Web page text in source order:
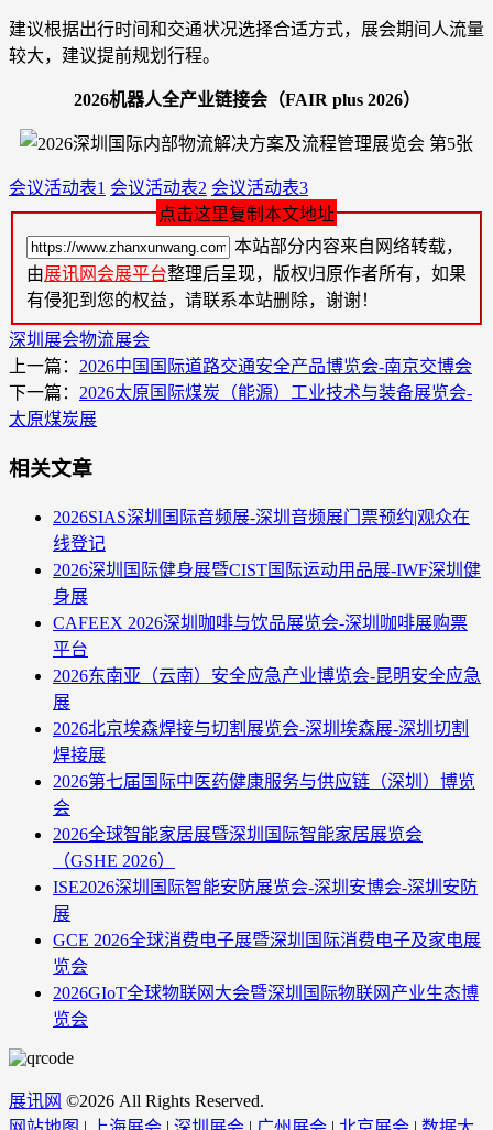
建议根据出行时间和交通状况选择合适方式，展会期间人流量
较大，建议提前规划行程。
2026机器人全产业链接会（FAIR plus 2026）
会议活动表1 会议活动表2 会议活动表3
点击这里复制本文地址
本站部分内容来自网络转载，
由展讯网会展平台整理后呈现，版权归原作者所有，如果
有侵犯到您的权益，请联系本站删除，谢谢！
深圳展会物流展会
上一篇： ​2026中国国际道路交通安全产品博览会-南京交博会
下一篇： 2026太原国际煤炭（能源）工业技术与装备展览会-
太原煤炭展
相关文章
2026SIAS深圳国际音频展-深圳音频展门票预约|观众在
线登记
2026深圳国际健身展暨CIST国际运动用品展-IWF深圳健
身展
CAFEEX 2026深圳咖啡与饮品展览会-深圳咖啡展购票
平台
2026东南亚（云南）安全应急产业博览会-昆明安全应急
展
2026北京埃森焊接与切割展览会-深圳埃森展-深圳切割
焊接展
2026第七届国际中医药健康服务与供应链（深圳）博览
会
2026全球智能家居展暨深圳国际智能家居展览会
（GSHE 2026）
ISE2026深圳国际智能安防展览会-深圳安博会-深圳安防
展
GCE 2026全球消费电子展暨深圳国际消费电子及家电展
览会
2026GIoT全球物联网大会暨深圳国际物联网产业生态博
览会
展讯网 ©2026 All Rights Reserved.